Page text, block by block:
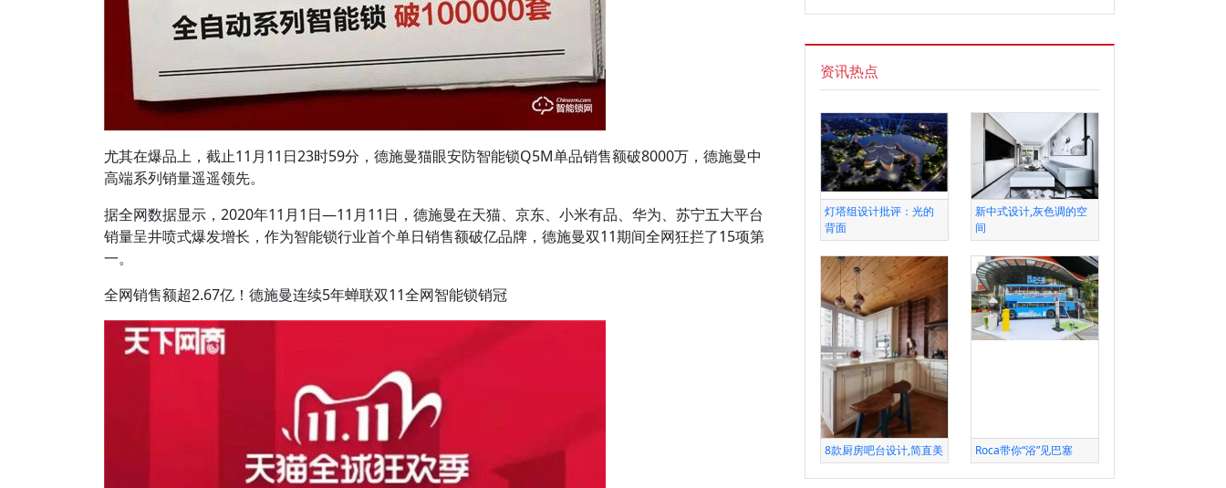
尤其在爆品上，截止11月11日23时59分，德施曼猫眼安防智能锁Q5M单品销售额破8000万，德施曼中
高端系列销量遥遥领先。
据全网数据显示，2020年11月1日—11月11日，德施曼在天猫、京东、小米有品、华为、苏宁五大平台
销量呈井喷式爆发增长，作为智能锁行业首个单日销售额破亿品牌，德施曼双11期间全网狂拦了15项第
一。
全网销售额超2.67亿！德施曼连续5年蝉联双11全网智能锁销冠
资讯热点
灯塔组设计批评：光的
背面
新中式设计,灰色调的空
间
8款厨房吧台设计,简直美 Roca带你“浴”见巴塞